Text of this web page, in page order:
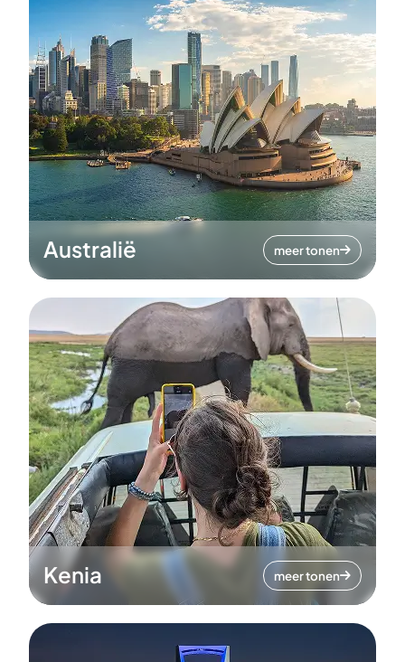
Australië meer tonen
Kenia meer tonen